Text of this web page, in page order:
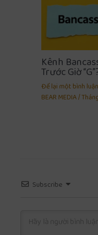
Kênh
Trước Giờ
Để lại một bình luận
BEAR MEDIA/
Subscribe